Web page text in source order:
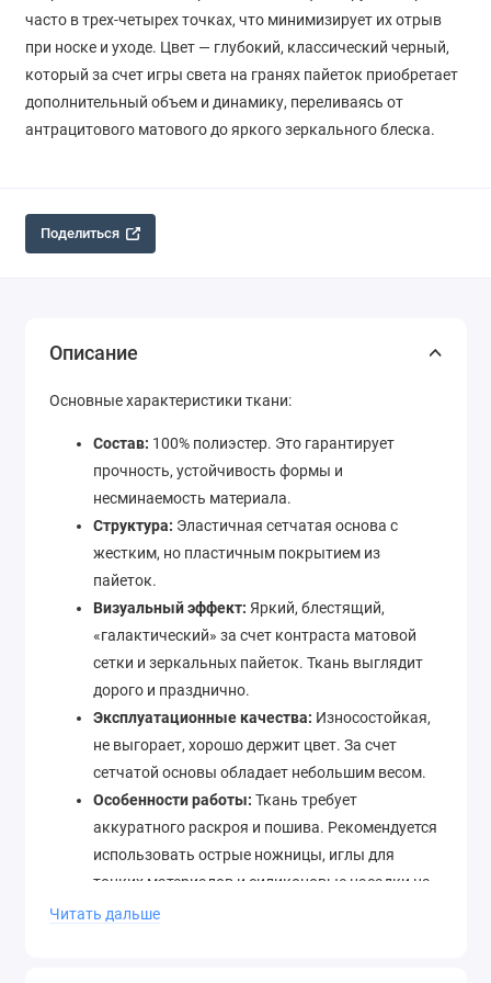
часто в трех-четырех точках, что минимизирует их отрыв
при носке и уходе. Цвет — глубокий, классический черный,
который за счет игры света на гранях пайеток приобретает
дополнительный объем и динамику, переливаясь от
антрацитового матового до яркого зеркального блеска.
Поделиться
Описание
Основные характеристики ткани:
Состав: 100% полиэстер. Это гарантирует
прочность, устойчивость формы и
несминаемость материала.
Структура: Эластичная сетчатая основа с
жестким, но пластичным покрытием из
пайеток.
Визуальный эффект: Яркий, блестящий,
«галактический» за счет контраста матовой
сетки и зеркальных пайеток. Ткань выглядит
дорого и празднично.
Эксплуатационные качества: Износостойкая,
не выгорает, хорошо держит цвет. За счет
сетчатой основы обладает небольшим весом.
Особенности работы: Ткань требует
аккуратного раскроя и пошива. Рекомендуется
использовать острые ножницы, иглы для
тонких материалов и силиконовые насадки на
лапку швейной машины, чтобы не повредить
Читать дальше